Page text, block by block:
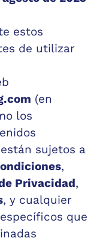
estos
de utilizar
(en
los
sujetos a
,
Privacidad,
, y cualquier
que